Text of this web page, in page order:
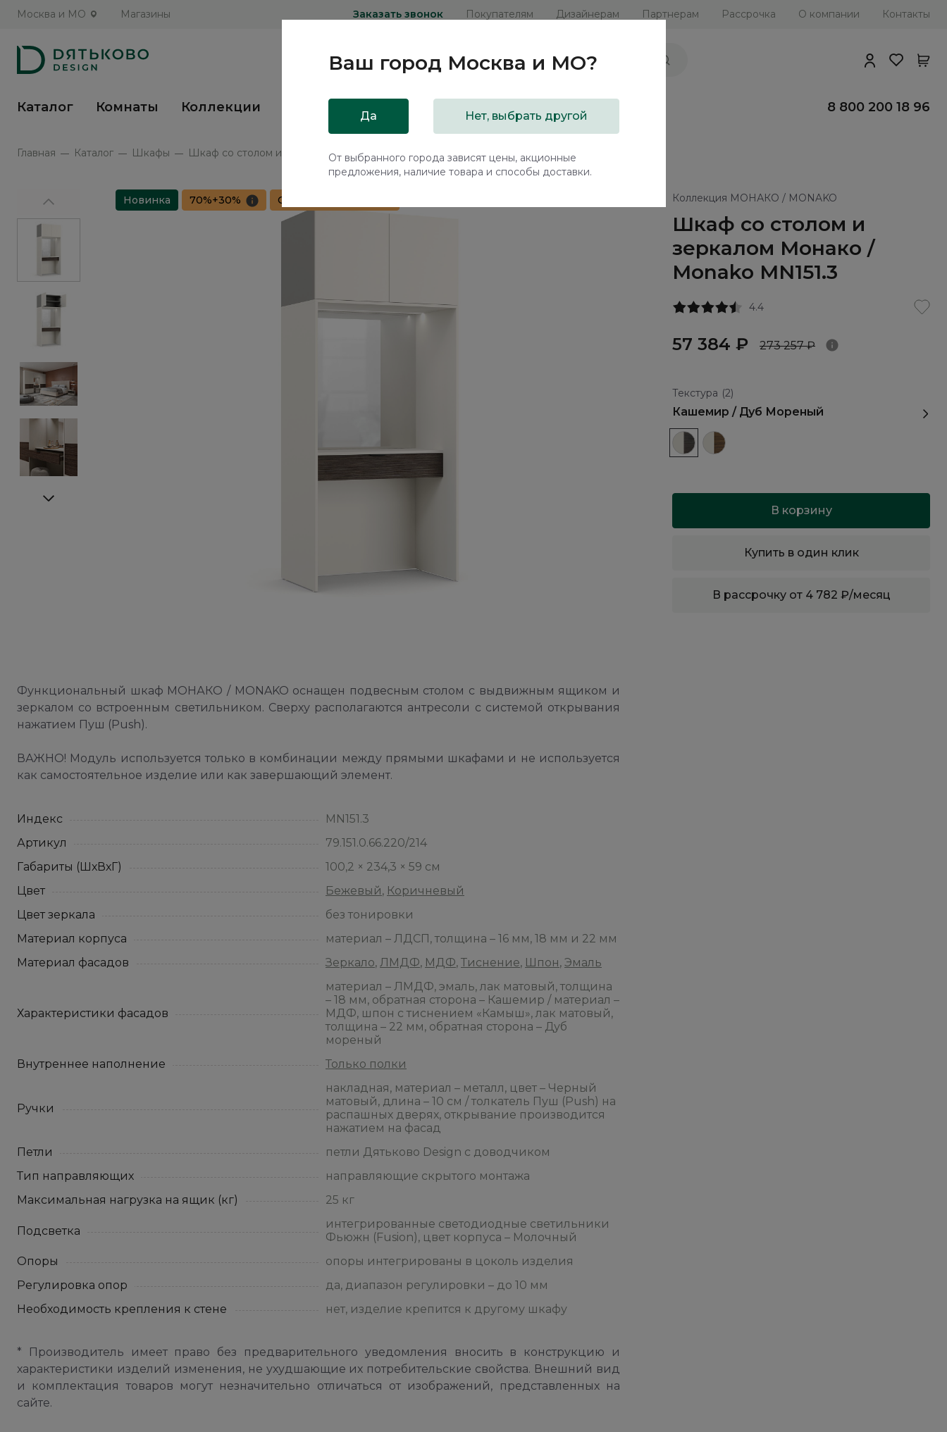
Москва и МО Магазины Заказать звонок Покупателям Дизайнерам Партнерам Рассрочка О компании Контакты
Каталог Комнаты Коллекции Распродажа 8 800 200 18 96
Главная Каталог Шкафы Шкаф со столом и зеркалом Монако / Monako MN151.3
Коллекция МОНАКО / MONAKO
Шкаф со столом и
зеркалом Монако /
Monako MN151.3
4.4
57 384 ₽ 273 257 ₽
Текстура (2)
Кашемир / Дуб Мореный
В корзину
Купить в один клик
В рассрочку от 4 782 ₽/месяц
Новинка 70%+30% Сборка в подарок
Функциональный шкаф МОНАКО / MONAKO оснащен подвесным столом с выдвижным ящиком и
зеркалом со встроенным светильником. Сверху располагаются антресоли с системой открывания
нажатием Пуш (Push).
ВАЖНО! Модуль используется только в комбинации между прямыми шкафами и не используется
как самостоятельное изделие или как завершающий элемент.
Индекс
MN151.3
Артикул
79.151.0.66.220/214
Габариты (ШхВхГ)
100,2 × 234,3 × 59 см
Цвет
Бежевый, Коричневый
Цвет зеркала
без тонировки
Материал корпуса
материал – ЛДСП, толщина – 16 мм, 18 мм и 22 мм
Материал фасадов
Зеркало, ЛМДФ, МДФ, Тиснение, Шпон, Эмаль
Характеристики фасадов
материал – ЛМДФ, эмаль, лак матовый, толщина
– 18 мм, обратная сторона – Кашемир / материал –
МДФ, шпон с тиснением «Камыш», лак матовый,
толщина – 22 мм, обратная сторона – Дуб
мореный
Внутреннее наполнение
Только полки
Ручки
накладная, материал – металл, цвет – Черный
матовый, длина – 10 см / толкатель Пуш (Push) на
распашных дверях, открывание производится
нажатием на фасад
Петли
петли Дятьково Design с доводчиком
Тип направляющих
направляющие скрытого монтажа
Максимальная нагрузка на ящик (кг)
25 кг
Подсветка
интегрированные светодиодные светильники
Фьюжн (Fusion), цвет корпуса – Молочный
Опоры
опоры интегрированы в цоколь изделия
Регулировка опор
да, диапазон регулировки – до 10 мм
Необходимость крепления к стене
нет, изделие крепится к другому шкафу
* Производитель имеет право без предварительного уведомления вносить в конструкцию и
характеристики изделий изменения, не ухудшающие их потребительские свойства. Внешний вид
и комплектация товаров могут незначительно отличаться от изображений, представленных на
сайте.
Ваш город Москва и МО?
Да Нет, выбрать другой
От выбранного города зависят цены, акционные
предложения, наличие товара и способы доставки.